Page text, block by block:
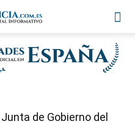
de Gobierno del